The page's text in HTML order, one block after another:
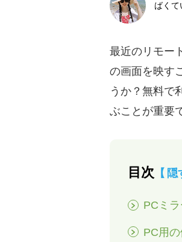
ばく
最近のリモー
の画面を映す
うか？無料で
ぶことが重要
目次 隠
PCミ
PC用